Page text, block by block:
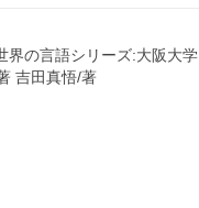
界の言語シリーズ:大阪大学
吉田真悟/著